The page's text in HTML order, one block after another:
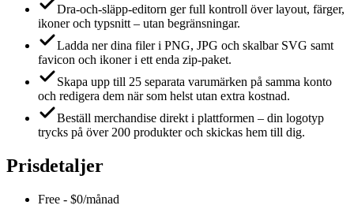
Dra-och-släpp-editorn ger full kontroll över layout, färger,
ikoner och typsnitt – utan begränsningar.
Ladda ner dina filer i PNG, JPG och skalbar SVG samt
favicon och ikoner i ett enda zip-paket.
Skapa upp till 25 separata varumärken på samma konto
och redigera dem när som helst utan extra kostnad.
Beställ merchandise direkt i plattformen – din logotyp
trycks på över 200 produkter och skickas hem till dig.
Prisdetaljer
Free - $0/månad